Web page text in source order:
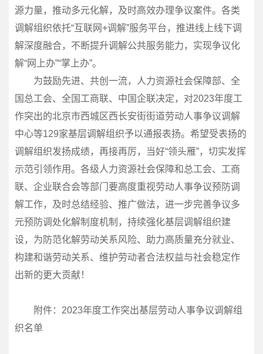
源力量，推动多元化解，及时高效办理争议案件。各类
调解组织依托“互联网+调解”服务平台，推进线上线下调
解深度融合，不断提升调解公共服务能力，实现争议化
解“网上办”“掌上办”。
为鼓励先进、共创一流，人力资源社会保障部、全
国总工会、全国工商联、中国企联决定，对2023年度工
作突出的北京市西城区西长安街街道劳动人事争议调解
中心等129家基层调解组织予以通报表扬。希望受表扬的
调解组织发扬成绩，再接再厉，当好“领头雁”，切实发挥
示范引领作用。各级人力资源社会保障和总工会、工商
联、企业联合会等部门要高度重视劳动人事争议预防调
解工作，及时总结经验、推广做法，进一步完善争议多
元预防调处化解制度机制，持续强化基层调解组织建
设，为防范化解劳动关系风险、助力高质量充分就业、
构建和谐劳动关系、维护劳动者合法权益与社会稳定作
出新的更大贡献！
附件：2023年度工作突出基层劳动人事争议调解组
织名单